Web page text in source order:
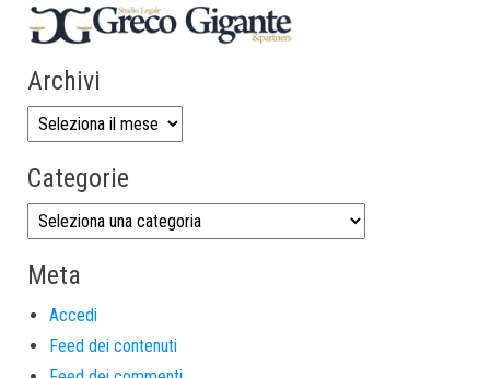
Archivi
Categorie
Meta
Accedi
Feed dei contenuti